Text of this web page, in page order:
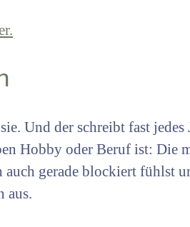
Und der schreibt fast
Hobby oder Beruf ist: Die
gerade blockiert fühlst
aus.